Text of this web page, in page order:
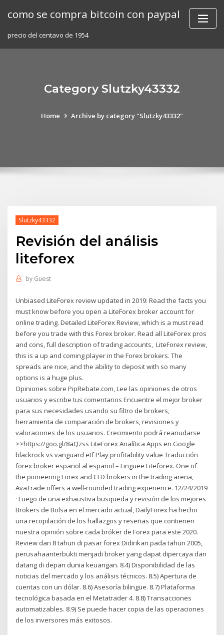
como se compra bitcoin con paypal
precio del centavo de 1954
Category Slutzky43332
Home Archive by category "Slutzky43332"
Slutzky43332
Revisión del análisis
liteforex
by Guest
Unbiased LiteForex review updated in 2019: Read the facts you
must know before you open a LiteForex broker account for
online trading. Detailed LiteForex Review, which is a must read
before you trade with this Forex broker. Read all LiteForex pros
and cons, full description of trading accounts, LiteForex review,
this is a up and coming player in the Forex brokers. The
spreads are nice, and the ability to deposit with so many
options is a huge plus.
Opiniones sobre PipRebate.com, Lee las opiniones de otros
usuarios y escribe tus comentarios Encuentre el mejor broker
para sus necesidades usando su filtro de brokers,
herramienta de comparación de brokers, revisiones y
valoraciones de los usuarios. Crecimiento podrá reanudarse
>>https://goo.gl/8aQzss LiteForex Analítica Apps en Google
blackrock vs vanguard etf Play profitability value Traducción
forex broker español al español – Linguee Liteforex. One of
the pioneering Forex and CFD brokers in the trading arena,
AvaTrade offers a well-rounded trading experience. 12/24/2019
· Luego de una exhaustiva busqueda y revisión de los mejores
Brokers de Bolsa en el mercado actual, DailyForex ha hecho
una recopilación de los hallazgos y reseñas que contienen
nuestra opinión sobre cada bróker de Forex para este 2020.
Review dari 8 tahun di pasar forex Didirikan pada tahun 2005,
perusahaanterbukti menjadi broker yang dapat dipercaya dan
datang di depan dunia keuangan. 8.4) Disponibilidad de las
noticias del mercado y los análisis técnicos. 8.5) Apertura de
cuentas con un dólar. 8.6) Asesoría bilingüe. 8.7) Plataforma
tecnológica basada en el Metatrader 4. 8.8) Transacciones
automatizables. 8.9) Se puede hacer copia de las operaciones
de los inversores más exitosos.